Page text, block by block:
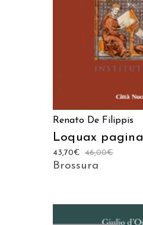
Renato De Filippis
Loquax pagina
46,00€
43,70€
Brossura